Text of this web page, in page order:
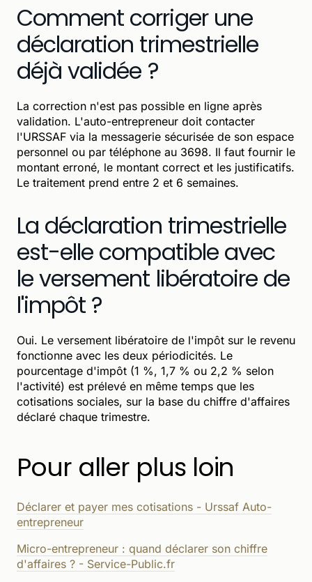
Comment corriger une
déclaration trimestrielle
déjà validée ?
La correction n'est pas possible en ligne après
validation. L'auto-entrepreneur doit contacter
l'URSSAF via la messagerie sécurisée de son espace
personnel ou par téléphone au 3698. Il faut fournir le
montant erroné, le montant correct et les justificatifs.
Le traitement prend entre 2 et 6 semaines.
La déclaration trimestrielle
est-elle compatible avec
le versement libératoire de
l'impôt ?
Oui. Le versement libératoire de l'impôt sur le revenu
fonctionne avec les deux périodicités. Le
pourcentage d'impôt (1 %, 1,7 % ou 2,2 % selon
l'activité) est prélevé en même temps que les
cotisations sociales, sur la base du chiffre d'affaires
déclaré chaque trimestre.
Pour aller plus loin
Déclarer et payer mes cotisations - Urssaf Auto-
entrepreneur
Micro-entrepreneur : quand déclarer son chiffre
d'affaires ? - Service-Public.fr